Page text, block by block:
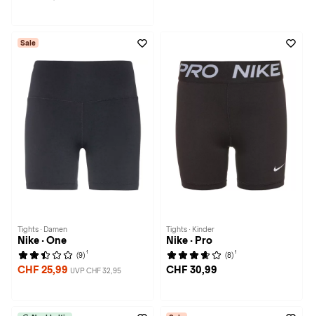
Sale
Tights · Damen
Nike · One
(9) 1
CHF 25,99 UVP CHF 32,95
Tights · Kinder
Nike · Pro
(8) 1
CHF 30,99